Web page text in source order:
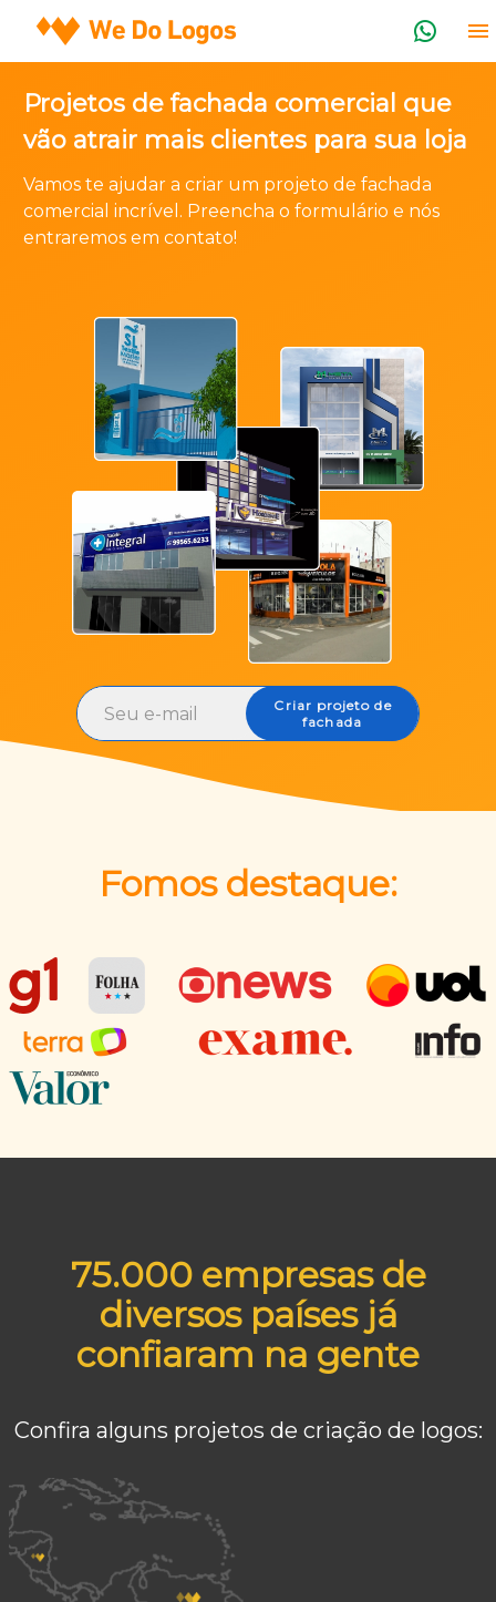
Projetos de fachada comercial que
vão atrair mais clientes para sua loja
Vamos te ajudar a criar um projeto de fachada
comercial incrível. Preencha o formulário e nós
entraremos em contato!
Criar projeto de
fachada
Fomos destaque:
75.000 empresas de
diversos países já
confiaram na gente
Confira alguns projetos de criação de logos: